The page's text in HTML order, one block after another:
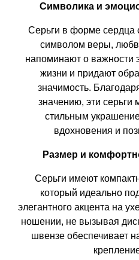
Символика и
Серьги в форме сердца
символом веры,
напоминают о важности
жизни и придают
значимость.
значению, эти серьги
стильным
вдохновения и
Размер и
Серьги имеют
который идеально
элегантного акцента на
ношении, не вызывая
швензе обеспечивает